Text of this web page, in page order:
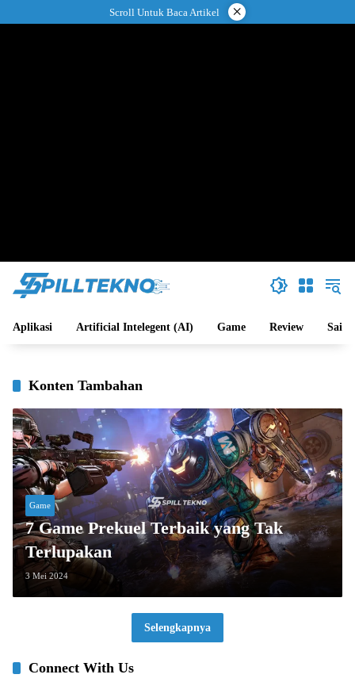
ke
Scroll Untuk Baca Artikel ×
Aplikasi Artificial Intelegent (AI) Game Review Sains
Konten Tambahan
Game
7 Game Prekuel Terbaik yang Tak
Terlupakan
3 Mei 2024
Selengkapnya
Connect With Us